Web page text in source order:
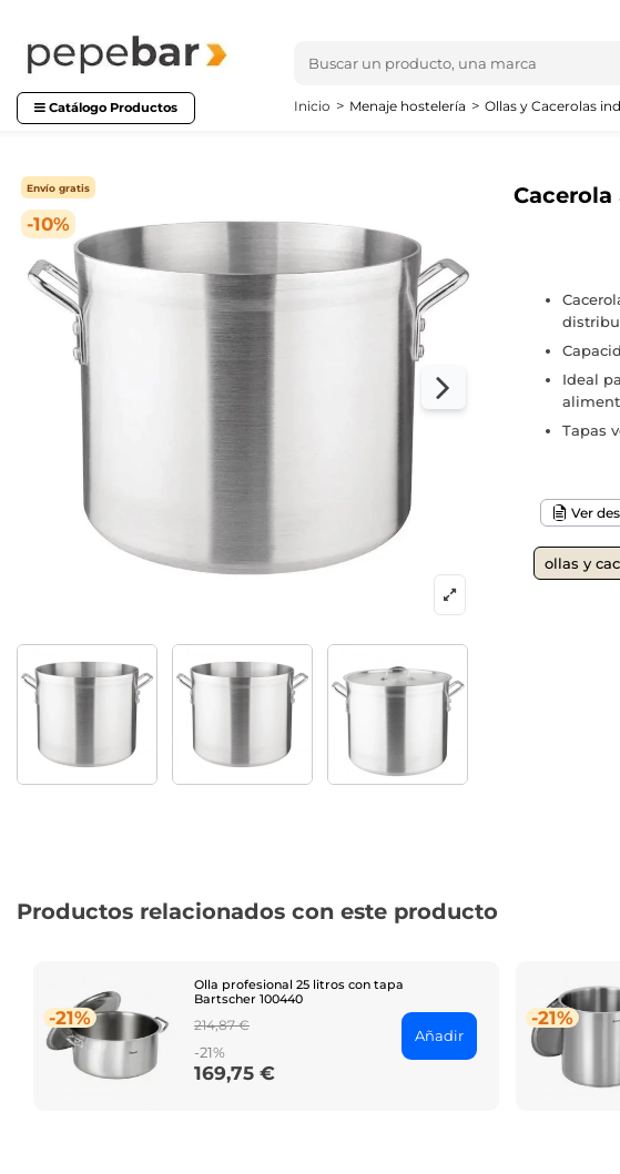
Catálogo Productos Inicio Menaje hostelería Ollas y Cacerolas
-10%
Envío gratis Cacerola
Ideal
Tapas
Ver
ollas y
Productos relacionados con este producto
-21%
Olla profesional 25 litros con tapa
Bartscher 100440
Regular
price
214,87 €
-21%
Price
169,75 €
Añadir
-21%